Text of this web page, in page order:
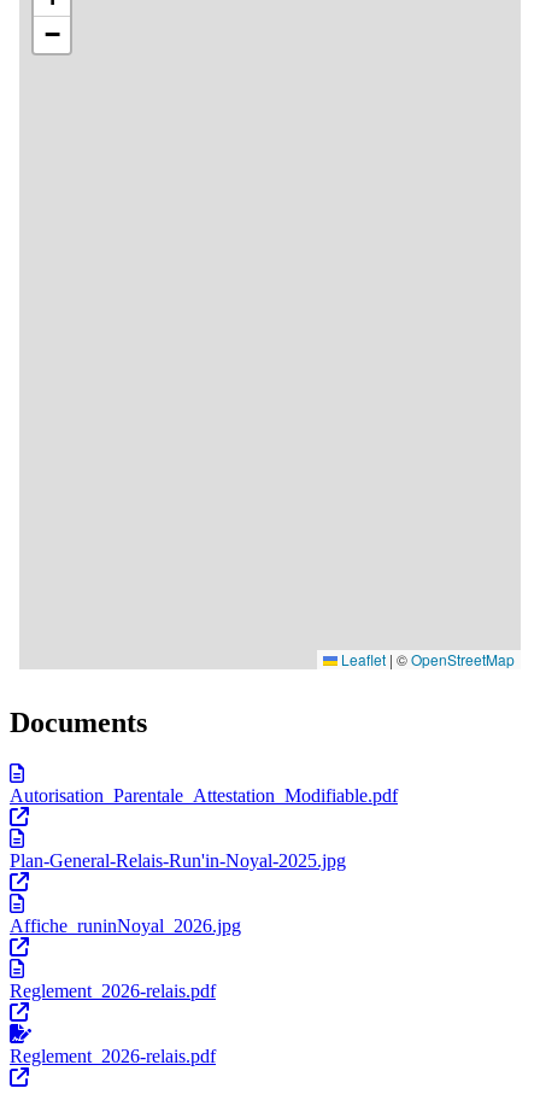
Documents
Autorisation_Parentale_Attestation_Modifiable.pdf
Plan-General-Relais-Run'in-Noyal-2025.jpg
Affiche_runinNoyal_2026.jpg
Reglement_2026-relais.pdf
Reglement_2026-relais.pdf